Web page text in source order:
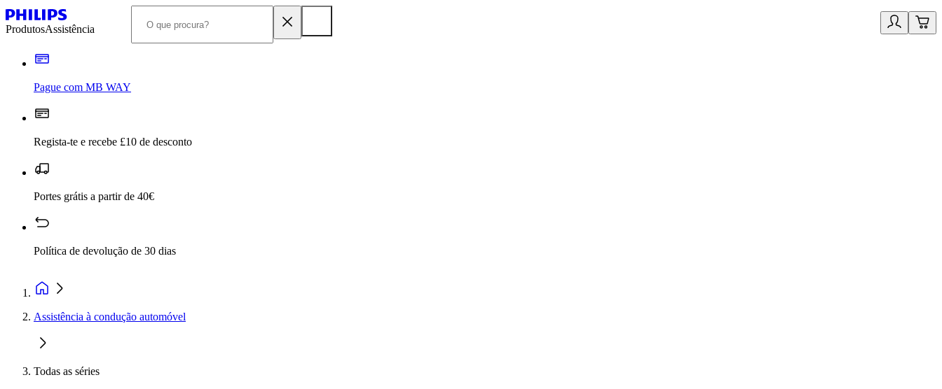
ProdutosAssistência
Pague com MB WAY
Regista-te e recebe £10 de desconto
Portes grátis a partir de 40€
Política de devolução de 30 dias
Assistência à condução automóvel
Todas as séries